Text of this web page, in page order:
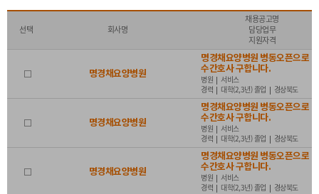
3일 1주 이내
1개월 3개월 6개월
~
선택 회사명
채용공고명
담당업무
지원자격
명경채요양병원
명경채요양병원 병동오픈으로
수간호사 구합니다.
병원
서비스
경력
대학(2,3년) 졸업 경상북도
명경채요양병원
명경채요양병원 병동오픈으로
수간호사 구합니다.
병원
서비스
경력
대학(2,3년) 졸업 경상북도
명경채요양병원
명경채요양병원 병동오픈으로
수간호사 구합니다.
병원
서비스
경력
대학(2,3년) 졸업 경상북도